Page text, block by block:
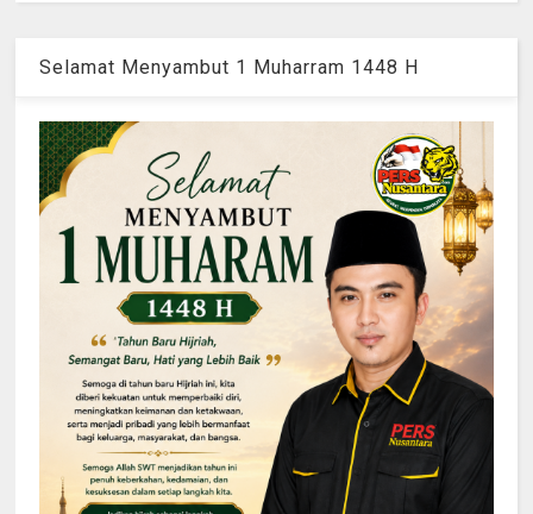
Selamat Menyambut 1 Muharram 1448 H